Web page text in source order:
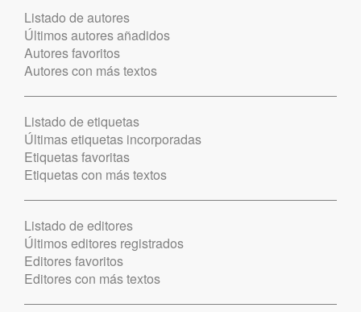
Listado de autores
Últimos autores añadidos
Autores favoritos
Autores con más textos
Listado de etiquetas
Últimas etiquetas incorporadas
Etiquetas favoritas
Etiquetas con más textos
Listado de editores
Últimos editores registrados
Editores favoritos
Editores con más textos